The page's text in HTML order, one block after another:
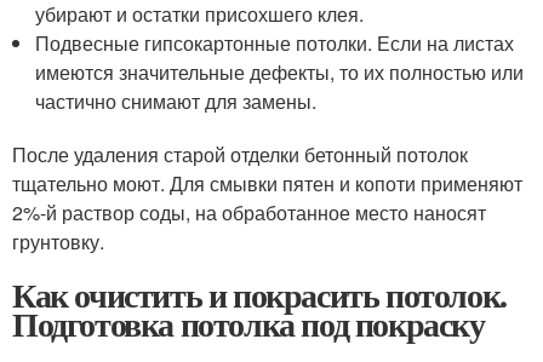
убирают и остатки присохшего клея.
Подвесные гипсокартонные потолки. Если на листах
имеются значительные дефекты, то их полностью или
частично снимают для замены.
После удаления старой отделки бетонный потолок
тщательно моют. Для смывки пятен и копоти применяют
2%-й раствор соды, на обработанное место наносят
грунтовку.
Как очистить и покрасить потолок.
Подготовка потолка под покраску